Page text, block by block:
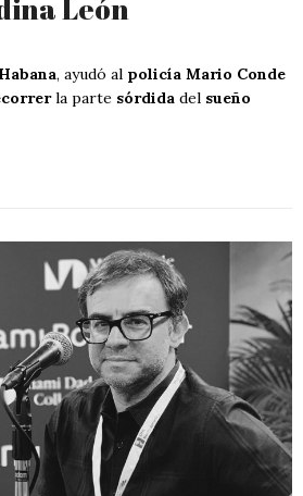
León
, ayudó al policía Mario Conde
la parte sórdida del sueño